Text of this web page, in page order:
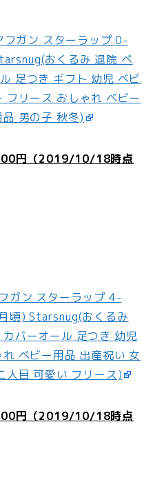
ガン スターラップ 0-
おくるみ 退院 ベ
足つき ギフト 幼児 ベビ
フリース おしゃれ ベビー
男の子 秋冬)
円（2019/10/18時点
ガン スターラップ 4-
頃) Starsnug(おくるみ
バーオール 足つき 幼児
ベビー用品 出産祝い 女
人目 可愛い フリース)
円（2019/10/18時点